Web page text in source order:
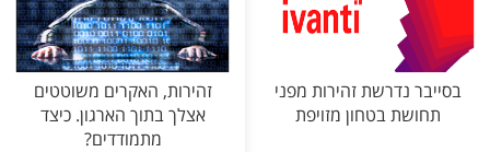
בסייבר נדרשת זהירות מפני
תחושת בטחון מזויפת
זהירות, האקרים משוטטים
אצלך בתוך הארגון. כיצד
מתמודדים?